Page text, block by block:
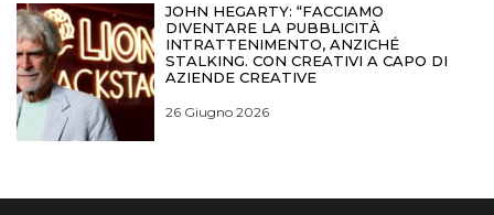
JOHN HEGARTY: “FACCIAMO
DIVENTARE LA PUBBLICITÀ
INTRATTENIMENTO, ANZICHÉ
STALKING. CON CREATIVI A CAPO DI
AZIENDE CREATIVE
26 Giugno 2026